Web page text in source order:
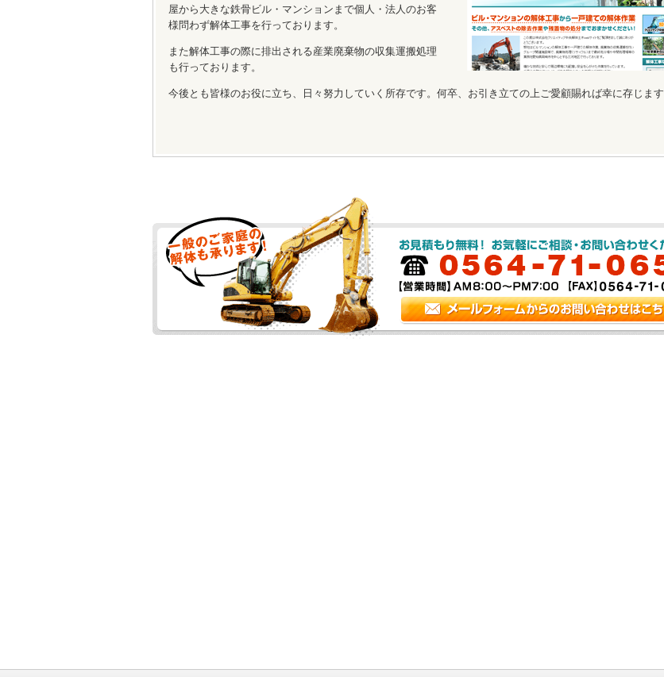
屋から大きな鉄骨ビル・マンションまで個人・法人のお客
様問わず解体工事を行っております。
また解体工事の際に排出される産業廃棄物の収集運搬処理
も行っております。
今後とも皆様のお役に立ち、日々努力していく所存です。何卒、お引き立ての上ご愛顧賜れば幸に存じます